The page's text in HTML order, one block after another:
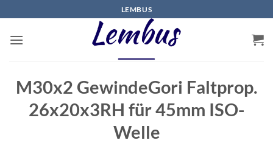
Inhalt
springen
LEMBUS
M30x2 GewindeGori Faltprop.
26x20x3RH für 45mm ISO-
Welle